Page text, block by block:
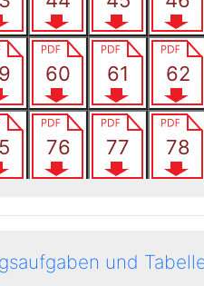
und